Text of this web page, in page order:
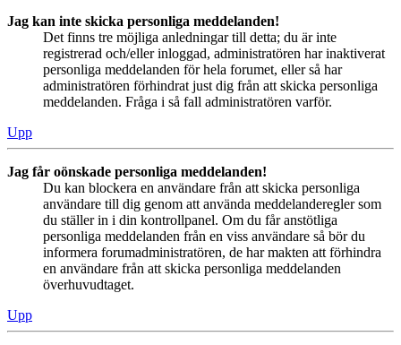
Jag kan inte skicka personliga meddelanden!
Det finns tre möjliga anledningar till detta; du är inte
registrerad och/eller inloggad, administratören har inaktiverat
personliga meddelanden för hela forumet, eller så har
administratören förhindrat just dig från att skicka personliga
meddelanden. Fråga i så fall administratören varför.
Upp
Jag får oönskade personliga meddelanden!
Du kan blockera en användare från att skicka personliga
användare till dig genom att använda meddelanderegler som
du ställer in i din kontrollpanel. Om du får anstötliga
personliga meddelanden från en viss användare så bör du
informera forumadministratören, de har makten att förhindra
en användare från att skicka personliga meddelanden
överhuvudtaget.
Upp